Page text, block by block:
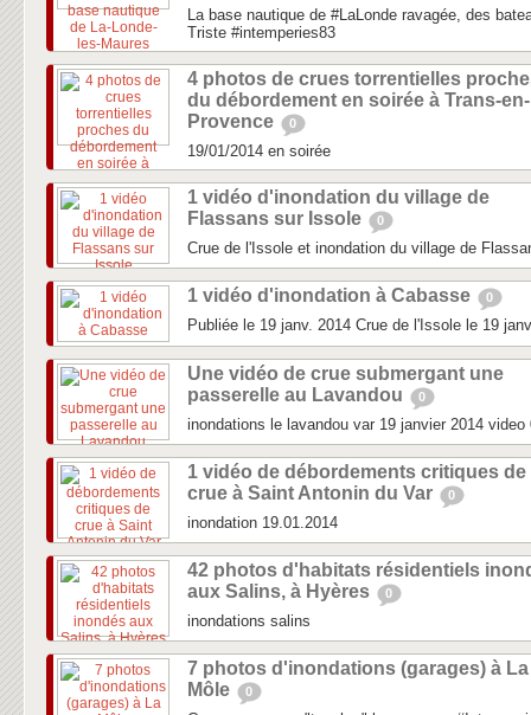
La base nautique de #LaLonde ravagée, des
Triste #intemperies83
4 photos de crues torrentielles
du débordement en soirée à Trans-en-
Provence
0
19/01/2014 en soirée
1 vidéo d'inondation du village de
Flassans sur Issole
0
Crue de l'Issole et inondation du village de
1 vidéo d'inondation à Cabasse 0
Publiée le 19 janv. 2014 Crue de l'Issole le 19
Une vidéo de crue submergant une
passerelle au Lavandou
0
inondations le lavandou var 19 janvier 2014 video
1 vidéo de débordements critiques de
crue à Saint Antonin du Var
0
inondation 19.01.2014
42 photos d'habitats résidentiels
aux Salins, à Hyères
0
inondations salins
7 photos d'inondations (garages) à La
Môle
0